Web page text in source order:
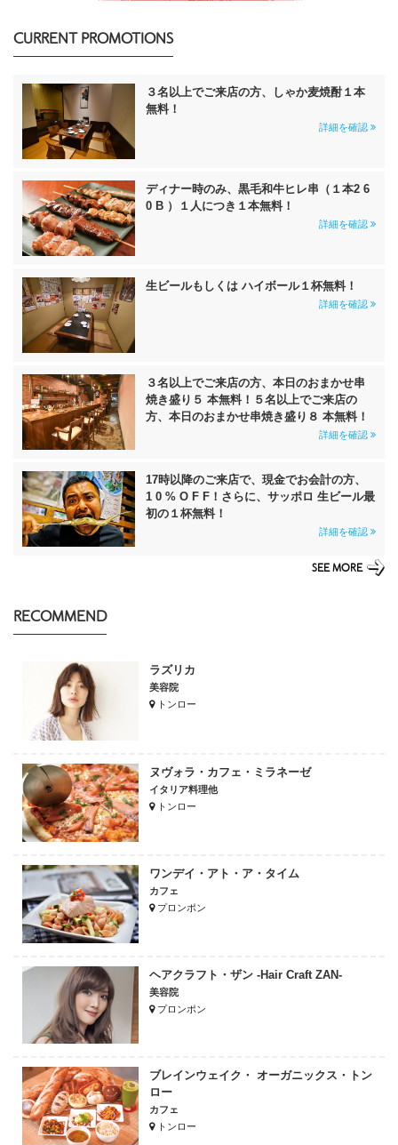
CURRENT PROMOTIONS
３名以上でご来店の方、しゃか麦焼酎１本
無料！
詳細を確認
ディナー時のみ、黒毛和牛ヒレ串（１本2 6
0 B ）１人につき１本無料！
詳細を確認
生ビールもしくは ハイボール１杯無料！
詳細を確認
３名以上でご来店の方、本日のおまかせ串
焼き盛り５ 本無料！５名以上でご来店の
方、本日のおまかせ串焼き盛り８ 本無料！
詳細を確認
17時以降のご来店で、現金でお会計の方、
1 0 % O F F！さらに、サッポロ 生ビール最
初の１杯無料！
詳細を確認
SEE MORE
RECOMMEND
ラズリカ
美容院
トンロー
ヌヴォラ・カフェ・ミラネーゼ
イタリア料理他
トンロー
ワンデイ・アト・ア・タイム
カフェ
プロンポン
ヘアクラフト・ザン -Hair Craft ZAN-
美容院
プロンポン
ブレインウェイク・ オーガニックス・トン
ロー
カフェ
トンロー